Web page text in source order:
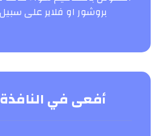
بروشور او فلاير على
أفعى في النافذة